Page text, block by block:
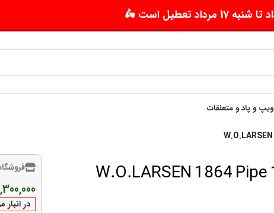
ویپ و پاد و متعلقات
توتون پیپ لارسن 1864 W.O.LARSEN 1864 Pipe
در